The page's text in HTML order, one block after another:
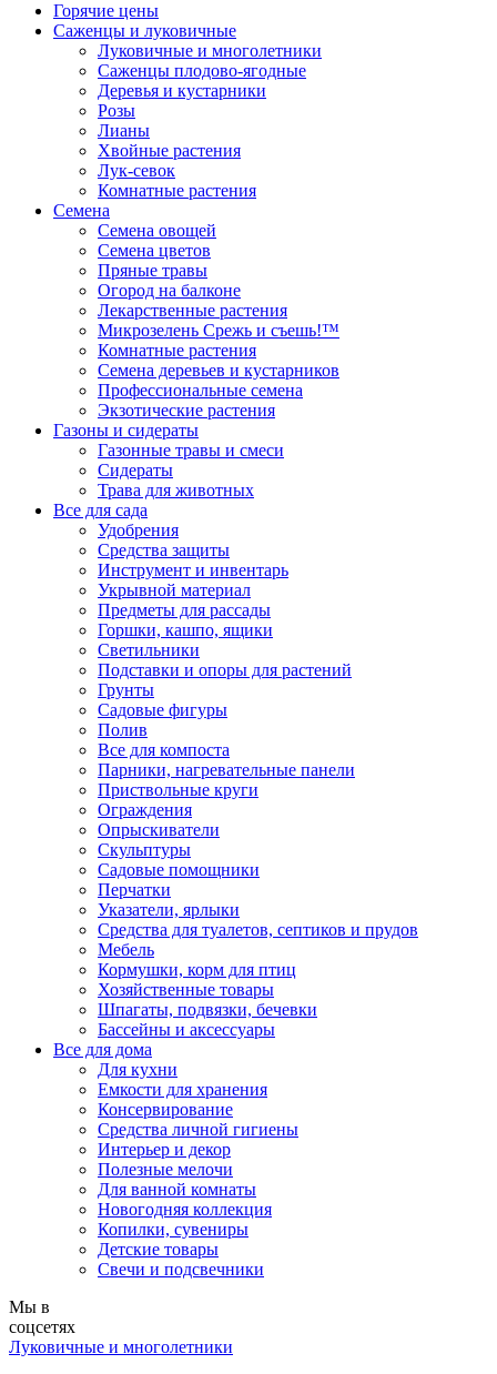
Горячие цены
Саженцы и луковичные
Луковичные и многолетники
Саженцы плодово-ягодные
Деревья и кустарники
Розы
Лианы
Хвойные растения
Лук-севок
Комнатные растения
Семена
Семена овощей
Семена цветов
Пряные травы
Огород на балконе
Лекарственные растения
Микрозелень Срежь и съешь!™
Комнатные растения
Семена деревьев и кустарников
Профессиональные семена
Экзотические растения
Газоны и сидераты
Газонные травы и смеси
Сидераты
Трава для животных
Все для сада
Удобрения
Средства защиты
Инструмент и инвентарь
Укрывной материал
Предметы для рассады
Горшки, кашпо, ящики
Светильники
Подставки и опоры для растений
Грунты
Садовые фигуры
Полив
Все для компоста
Парники, нагревательные панели
Приствольные круги
Ограждения
Опрыскиватели
Скульптуры
Садовые помощники
Перчатки
Указатели, ярлыки
Средства для туалетов, септиков и прудов
Мебель
Кормушки, корм для птиц
Хозяйственные товары
Шпагаты, подвязки, бечевки
Бассейны и аксессуары
Все для дома
Для кухни
Емкости для хранения
Консервирование
Средства личной гигиены
Интерьер и декор
Полезные мелочи
Для ванной комнаты
Новогодняя коллекция
Копилки, сувениры
Детские товары
Свечи и подсвечники
Мы в
соцсетях
Луковичные и многолетники